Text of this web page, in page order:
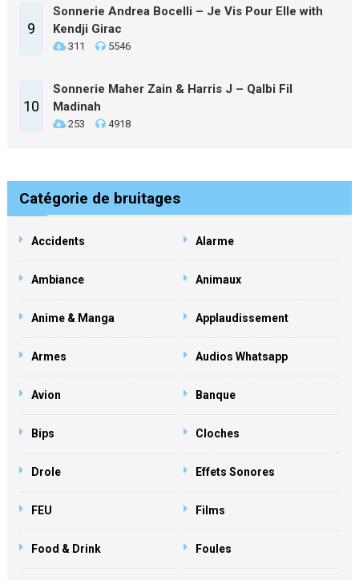
9
Sonnerie Andrea Bocelli – Je Vis Pour Elle with
Kendji Girac
311 5546
10
Sonnerie Maher Zain & Harris J – Qalbi Fil
Madinah
253 4918
Catégorie de bruitages
Accidents Alarme
Ambiance Animaux
Anime & Manga Applaudissement
Armes Audios Whatsapp
Avion Banque
Bips Cloches
Drole Effets Sonores
FEU Films
Food & Drink Foules